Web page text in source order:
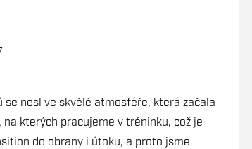
se nesl ve skvělé atmosféře, která začala
kterých pracujeme v tréninku, což je
do obrany i útoku, a proto jsme